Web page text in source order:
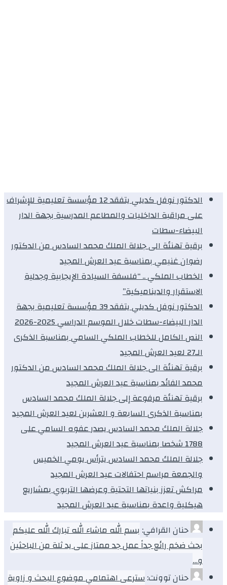
الدكتور نوفل كديلي يتفقد 12 مؤسسة تعليمية للإشراف
على مراقبة الداخليات والمطاعم المدرسية بجهة الدار
البيضاء-سطات
برقية تهنئة الى جلالة الملك محمد السادس من الدكتور
رضوان غنيمي بمناسبة عيد العرش المجيد
الخطاب الملكي .. “فلسفة السيادة الإيجابية وجدلية
الاستقرار والديناميكية”
الدكتور نوفل كديلي يتفقد 39 مؤسسة تعليمية بجهة
الدار البيضاء-سطات خلال الموسم الدراسي 2025-2026
النص الكامل للخطاب الملكي السامي بمناسبة الذكرى
الـ27 لعيد العرش المجيد
برقية تهنئة الى جلالة الملك محمد السادس من الدكتور
محمد الفائد بمناسبة عيد العرش المجيد
برقية تهنئة مرفوعة إلى جلالة الملك محمد السادس
بمناسبة الذكرى السابعة و العشرين لعيد العرش المجيد
جلالة الملك محمد السادس يصدر عفوه السامي على
1788 شخصا بمناسبة عيد العرش المجيد
جلالة الملك محمد السادس يترأس يومي الخميس
والجمعة مراسم احتفالات عيد العرش المجيد
مراكش تعزز بنياتها التحتية وعرضها التربوي بمشاريع
هيكلية واعدة بمناسبة عيد العرش المجيد
حنان القرافي: بسم الله ماشاء الله تبارك الله عليكم
بحث ضخم رائع جداً عمل جد ممتاز على يد ثلة من الباحثين
و…
حنان توونت:سترعى اهتمامي موضوع البحث و زاوية